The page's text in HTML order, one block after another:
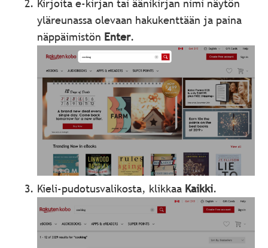
Kirjoita e-kirjan tai äänikirjan nimi näytön
yläreunassa olevaan hakukenttään ja paina
näppäimistön Enter.
Kieli-pudotusvalikosta, klikkaa Kaikki.